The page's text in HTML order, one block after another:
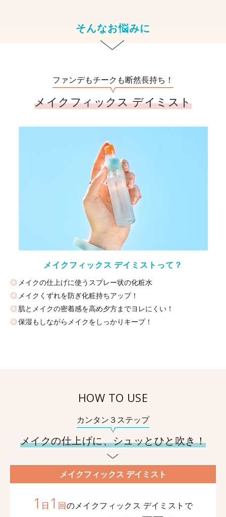
そんなお悩みに
ファンデもチークも断然長持ち！
メイクフィックス デイミスト
メイクフィックス デイミストって？
メイクの仕上げに使うスプレー状の化粧水
メイクくずれを防ぎ化粧持ちアップ！
肌とメイクの密着感を高め夕方までヨレにくい！
保湿もしながらメイクをしっかりキープ！
HOW TO USE
カンタン３ステップ
メイクの仕上げに、シュッとひと吹き！
メイクフィックス デイミスト
1 日 1 回のメイクフィックス デイミストで